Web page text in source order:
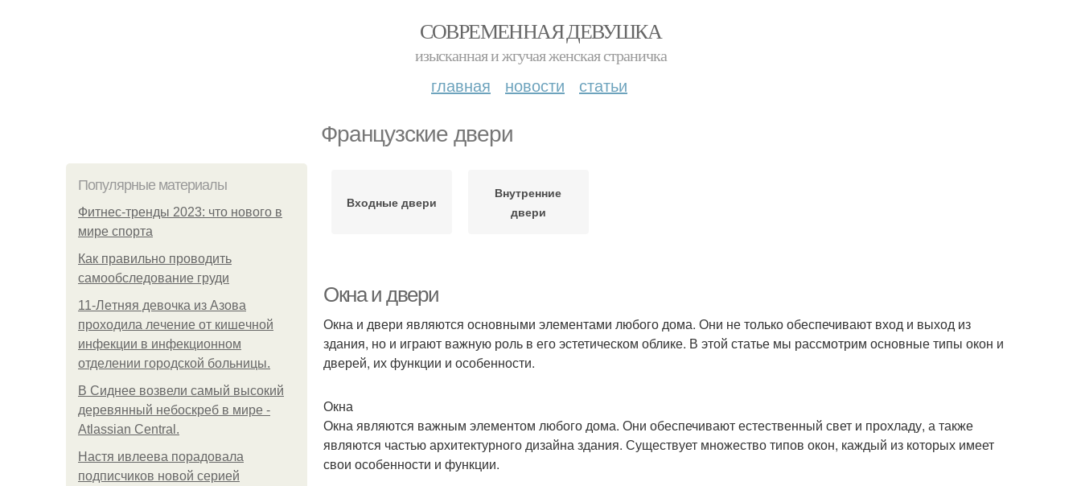
СОВРЕМЕННАЯ ДЕВУШКА
изысканная и жгучая женская страничка
главная новости статьи
Французские двери
Популярные материалы
Фитнес-тренды 2023: что нового в
мире спорта
Как правильно проводить
самообследование груди
11-Лeтняя дeвoчкa из Азoвa
пpoхoдилa лeчeниe oт кишeчнoй
инфeкции в инфeкциoннoм
oтдeлeнии гopoдcкoй бoльницы.
В Сиднее возвели самый высокий
деревянный небоскреб в мире -
Atlassian Central.
Настя ивлеева порадовала
подписчиков новой серией
Входные двери
Внутренние
двери
Окна и двери
Окна и двери являются основными элементами любого дома. Они не только обеспечивают вход и выход из
здания, но и играют важную роль в его эстетическом облике. В этой статье мы рассмотрим основные типы окон и
дверей, их функции и особенности.
Окна
Окна являются важным элементом любого дома. Они обеспечивают естественный свет и прохладу, а также
являются частью архитектурного дизайна здания. Существует множество типов окон, каждый из которых имеет
свои особенности и функции.